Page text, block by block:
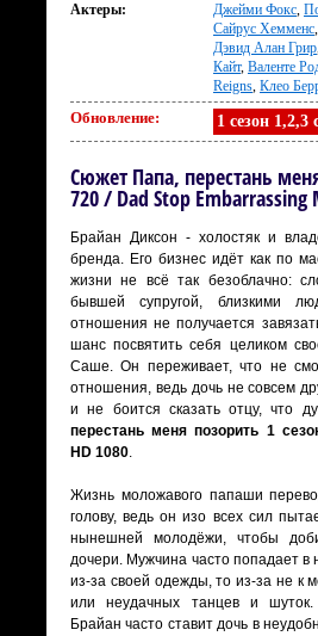
Актеры:
Джейми Фокс,
Сайрус Хемменс,
Дэвид Алан Грир
Кайт, Валенте
Reigns, Клео
Обновление: 1 сезон 1,2,3
Сюжет Папа, перестань
720 / Dad Stop Embarrassing
Брайан Диксон - холостяк и
бренда. Его бизнес идёт как по
жизни не всё так безоблачно:
бывшей супругой, близкими
отношения не получается
шанс посвятить себя целиком
Саше. Он переживает, что не
отношения, ведь дочь не совсем
и не боится сказать отцу, что
перестань меня позорить 1
HD 1080.
Жизнь моложавого папаши
голову, ведь он изо всех сил
нынешней молодёжи, чтобы
дочери. Мужчина часто попадает в
из-за своей одежды, то из-за не к
или неудачных танцев и
Брайан часто ставит дочь в